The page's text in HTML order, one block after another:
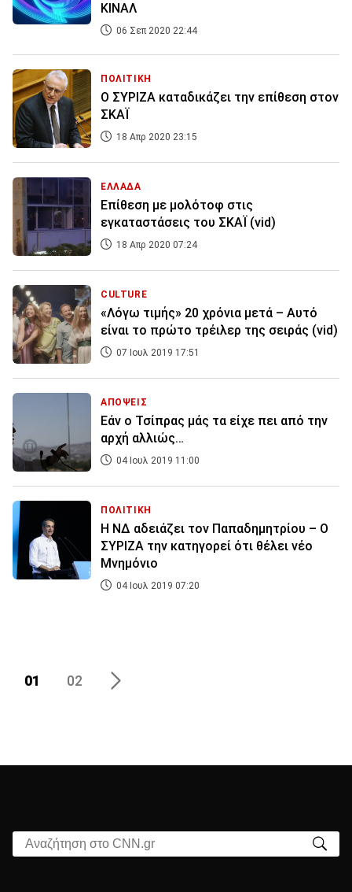
ΚΙΝΑΛ
06 Σεπ 2020 22:44
ΠΟΛΙΤΙΚΗ
Ο ΣΥΡΙΖΑ καταδικάζει την επίθεση στον
ΣΚΑΪ
18 Απρ 2020 23:15
ΕΛΛΑΔΑ
Επίθεση με μολότοφ στις
εγκαταστάσεις του ΣΚΑΪ (vid)
18 Απρ 2020 07:24
CULTURE
«Λόγω τιμής» 20 χρόνια μετά – Αυτό
είναι το πρώτο τρέιλερ της σειράς (vid)
07 Ιουλ 2019 17:51
ΑΠΟΨΕΙΣ
Εάν ο Τσίπρας μάς τα είχε πει από την
αρχή αλλιώς…
04 Ιουλ 2019 11:00
ΠΟΛΙΤΙΚΗ
Η ΝΔ αδειάζει τον Παπαδημητρίου – Ο
ΣΥΡΙΖΑ την κατηγορεί ότι θέλει νέο
Μνημόνιο
04 Ιουλ 2019 07:20
01 02
Αναζήτηση στο CNN.gr